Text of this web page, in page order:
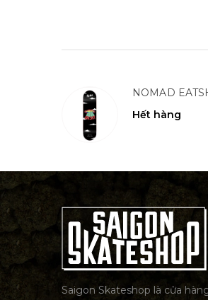
NOMAD
Hết hàng
Saigon Skateshop là cửa